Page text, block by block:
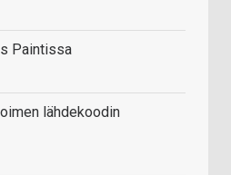
Paintissa
lähdekoodin